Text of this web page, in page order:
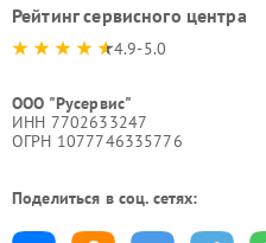
Рейтинг сервисного центра
4.9-5.0
ООО "Русервис"
ИНН 7702633247
ОГРН 1077746335776
Поделиться в соц. сетях: